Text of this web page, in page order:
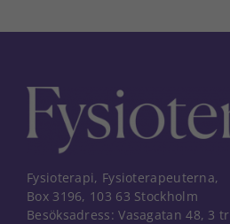
Fysioterapi, Fysioterapeuterna,
Box 3196, 103 63 Stockholm
Besöksadress: Vasagatan 48, 3 tr